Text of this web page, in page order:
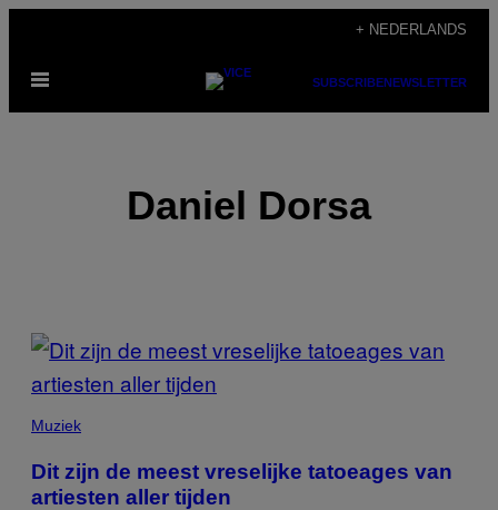
de
+ NEDERLANDS
Open
SUBSCRIBENEWSLETTER
Daniel Dorsa
POSTS
BY
THIS
AUTHOR
Muziek
Dit zijn de meest vreselijke tatoeages van
artiesten aller tijden